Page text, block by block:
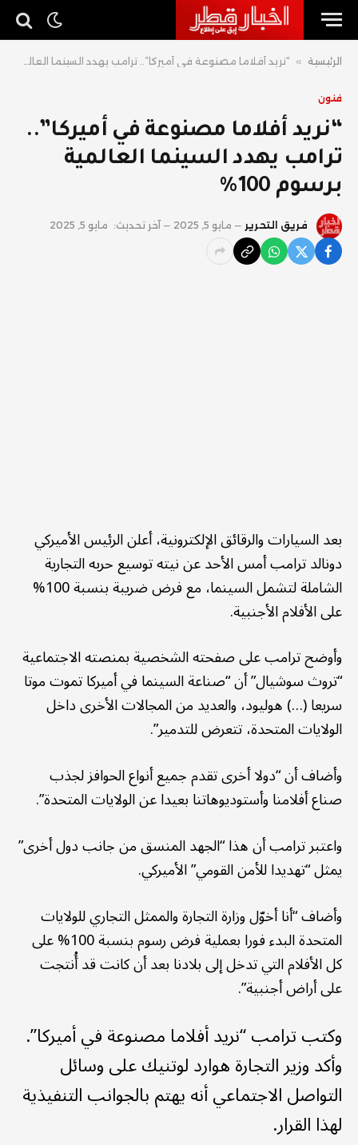
الرئيسية » “نريد أفلاما مصنوعة في أميركا”.. ترامب يهدد السينما العالمية برسوم 100%
فنون
“نريد أفلاما مصنوعة في أميركا”..
ترامب يهدد السينما العالمية
برسوم 100%
فريق التحرير مايو 5, 2025 آخر تحديث: مايو 5, 2025
بعد السيارات والرقائق الإلكترونية، أعلن الرئيس الأميركي
دونالد ترامب أمس الأحد عن نيته توسيع حربه التجارية
الشاملة لتشمل السينما، مع فرض ضريبة بنسبة 100%
على الأفلام الأجنبية.
وأوضح ترامب على صفحته الشخصية بمنصته الاجتماعية
“تروث سوشيال” أن “صناعة السينما في أميركا تموت موتا
سريعا (…) هوليود، والعديد من المجالات الأخرى داخل
الولايات المتحدة، تتعرض للتدمير”.
وأضاف أن “دولا أخرى تقدم جميع أنواع الحوافز لجذب
صناع أفلامنا وأستوديوهاتنا بعيدا عن الولايات المتحدة”.
واعتبر ترامب أن هذا “الجهد المنسق من جانب دول أخرى”
يمثل “تهديدا للأمن القومي” الأميركي.
وأضاف “أنا أخوّل وزارة التجارة والممثل التجاري للولايات
المتحدة البدء فورا بعملية فرض رسوم بنسبة 100% على
كل الأفلام التي تدخل إلى بلادنا بعد أن كانت قد أُنتجت
على أراض أجنبية”.
وكتب ترامب “نريد أفلاما مصنوعة في أميركا”.
وأكد وزير التجارة هوارد لوتنيك على وسائل
التواصل الاجتماعي أنه يهتم بالجوانب التنفيذية
لهذا القرار.